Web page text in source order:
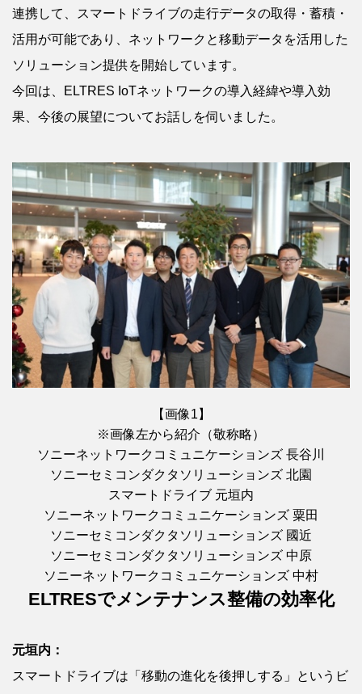
連携して、スマートドライブの走行データの取得・蓄積・
活用が可能であり、ネットワークと移動データを活用した
ソリューション提供を開始しています。
今回は、ELTRES IoTネットワークの導入経緯や導入効
果、今後の展望についてお話しを伺いました。
【画像1】
※画像左から紹介（敬称略）
ソニーネットワークコミュニケーションズ 長谷川
ソニーセミコンダクタソリューションズ 北園
スマートドライブ 元垣内
ソニーネットワークコミュニケーションズ 粟田
ソニーセミコンダクタソリューションズ 國近
ソニーセミコンダクタソリューションズ 中原
ソニーネットワークコミュニケーションズ 中村
ELTRESでメンテナンス整備の効率化
元垣内：
スマートドライブは「移動の進化を後押しする」というビ